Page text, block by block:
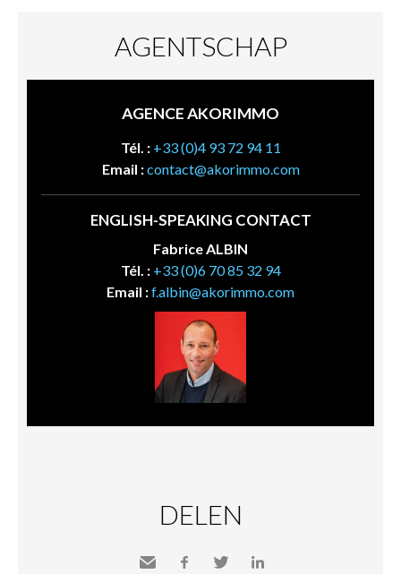
AGENTSCHAP
AGENCE AKORIMMO
Tél. : +33 (0)4 93 72 94 11
Email :contact@akorimmo.com
ENGLISH-SPEAKING CONTACT
Fabrice ALBIN
Tél. : +33 (0)6 70 85 32 94
Email :f.albin@akorimmo.com
DELEN